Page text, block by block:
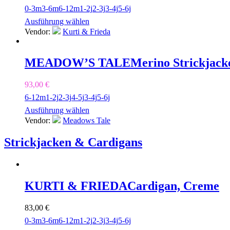
0-3m3-6m6-12m1-2j2-3j3-4j5-6j
Ausführung wählen
Vendor:
Kurti & Frieda
MEADOW’S TALEMerino
93,00 €
6-12m1-2j2-3j4-5j3-4j5-6j
Ausführung wählen
Vendor:
Meadows Tale
Strickjacken & Cardigans
KURTI & FRIEDACardigan, Creme
83,00 €
0-3m3-6m6-12m1-2j2-3j3-4j5-6j